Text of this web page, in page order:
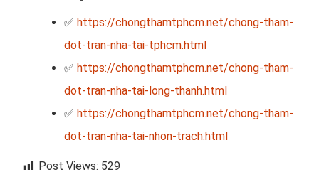
✅ https://chongthamtphcm.net/chong-tham-
dot-tran-nha-tai-tphcm.html
✅ https://chongthamtphcm.net/chong-tham-
dot-tran-nha-tai-long-thanh.html
✅ https://chongthamtphcm.net/chong-tham-
dot-tran-nha-tai-nhon-trach.html
Post Views: 529